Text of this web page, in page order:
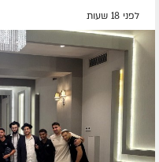
לפני 18 שעות